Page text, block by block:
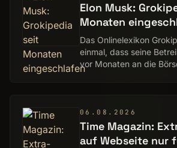
Elon Musk:
Monaten
Das Onlinelexikon
einmal, dass seine
vor Monaten an die
06.08.2026
Time Magazin:
auf Webseite nur